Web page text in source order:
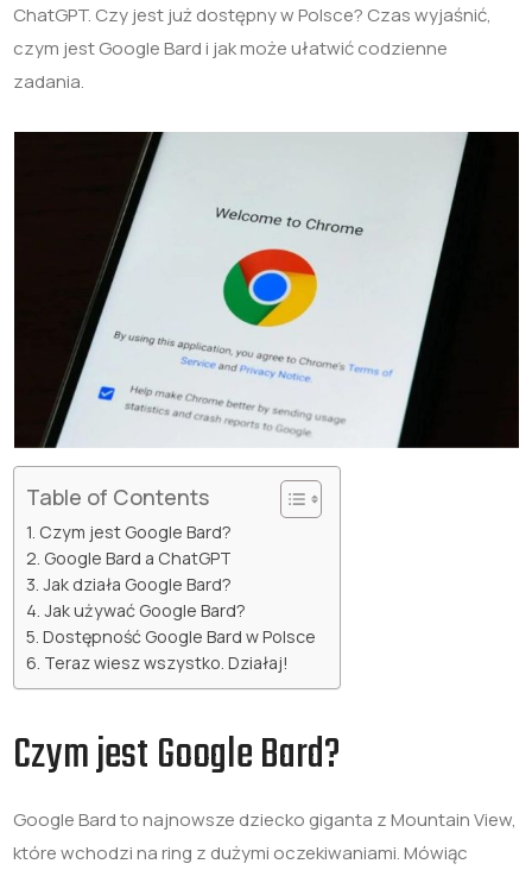
ChatGPT. Czy jest już dostępny w Polsce? Czas wyjaśnić,
czym jest Google Bard i jak może ułatwić codzienne
zadania.
Table of Contents
Czym jest Google Bard?
Google Bard a ChatGPT
Jak działa Google Bard?
Jak używać Google Bard?
Dostępność Google Bard w Polsce
Teraz wiesz wszystko. Działaj!
Czym jest Google Bard?
Google Bard to najnowsze dziecko giganta z Mountain View,
które wchodzi na ring z dużymi oczekiwaniami. Mówiąc